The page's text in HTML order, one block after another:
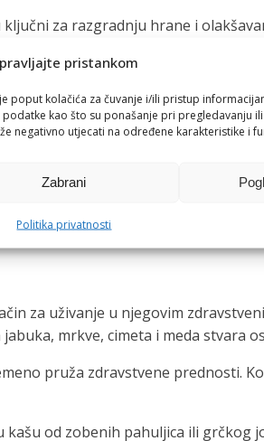
pristankom
kolačića za čuvanje i/ili pristup
kao što su ponašanje pri pregledavanju
negativno utjecati na određene karakteristike i
Zabrani
Politika privatnosti
za razgradnju hrane i
smirivanju upale u
pomoći u borbi protiv štetnih
i olakšavajući procese
zaokruženog pristupa
za uživanje u njegovim
mrkve, cimeta i meda stvara
pruža zdravstvene prednosti.
od zobenih pahuljica ili grčkog